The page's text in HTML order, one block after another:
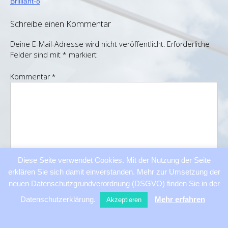
Beitragsnavigation
Schreibe einen Kommentar
Deine E-Mail-Adresse wird nicht veröffentlicht. Erforderliche
Felder sind mit * markiert
Kommentar*
Diese Seite verwendet Cookies. Mit der Nutzung der Seite
erklären Sie sich damit einverstanden. Mehr zur Umsetzung der
neuen Datenschutzgrundverordnung (DSGVO) finden Sie in der
Datenschutzerklärung.
Akzeptieren Mehr erfahren